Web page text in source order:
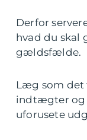
Derfor
hvad du skal
gældsfælde.
Læg som det
indtægter og
uforusete